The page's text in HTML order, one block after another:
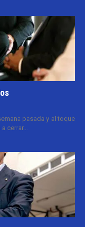
pasada y al toque
cerrar...